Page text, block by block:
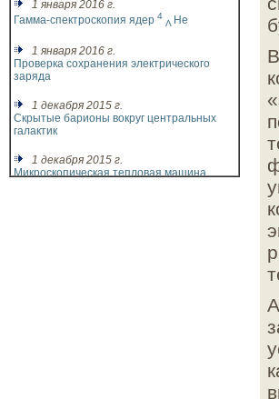
1 января 2016 г.
Гамма-спектроскопия ядер 4
Λ He
1 января 2016 г.
Проверка сохранения электрического
заряда
1 декабря 2015 г.
Скрытые барионы вокруг центральных
галактик
1 декабря 2015 г.
Микроскопическая тепловая машина